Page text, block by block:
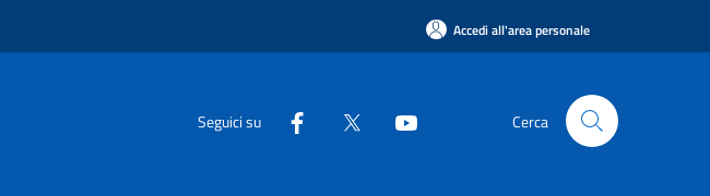
Accedi all'area personale
Seguici su Cerca